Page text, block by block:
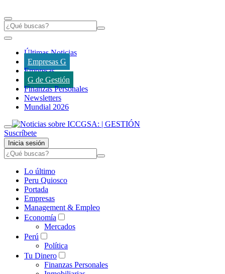
Últimas Noticias
Empresas G
Empresas
G de Gestión
Finanzas Personales
Newsletters
Mundial 2026
Suscríbete
Inicia sesión
Lo último
Peru Quiosco
Portada
Empresas
Management & Empleo
Economía
Mercados
Perú
Política
Tu Dinero
Finanzas Personales